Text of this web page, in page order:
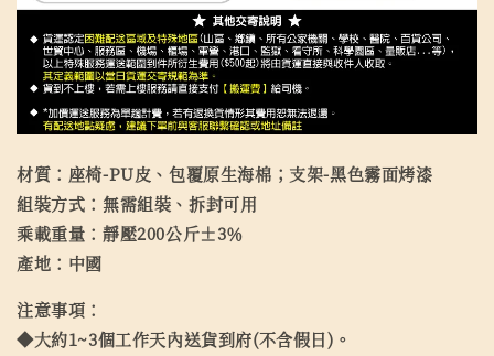
材質：座椅-PU皮、包覆原生海棉；支架-黑色霧面烤漆
組裝方式：無需組裝、拆封可用
乘載重量：靜壓200公斤±3％
產地：中國
注意事項：
◆大約1~3個工作天內送貨到府(不含假日)。